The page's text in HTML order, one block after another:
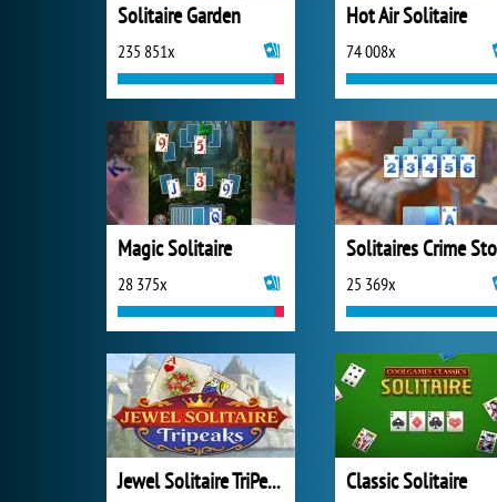
Solitaire Garden
235 851x
Hot Air Solitaire
74 008x
Magic Solitaire
28 375x 25 369x
Jewel Solitaire TriPeaks Classic Solitaire